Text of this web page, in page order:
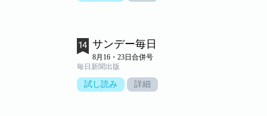
サンデー毎日
8月16・23日合併号
毎日新聞出版
試し読み 詳細